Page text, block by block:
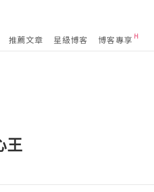
推薦文章 星級博客 博客專享
王